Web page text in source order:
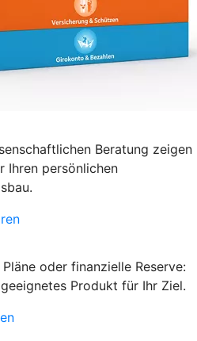
Beratung zeigen
Ihren persönlichen
oder finanzielle Reserve:
Produkt für Ihr Ziel.